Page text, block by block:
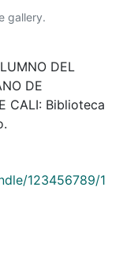
gallery.
DEL
DE
CALI: Biblioteca
123456789/1